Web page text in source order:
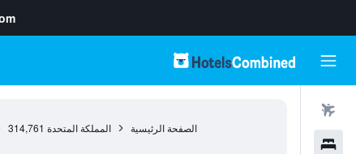
الصفحة الرئيسية المملكة المتحدة 314,761